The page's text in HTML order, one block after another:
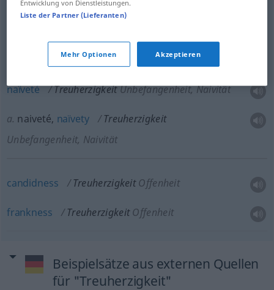
ingenuousness TreuherzigkeitUnbefangenheit,
naïveté TreuherzigkeitUnbefangenheit, Naivität
a. naiveté, naïvety
Treuherzigkeit
Unbefangenheit, Naivität
candidness Treuherzigkeit Offenheit
frankness Treuherzigkeit Offenheit
Beispielsätze aus externen Quellen
für "Treuherzigkeit"
Entwicklung von Dienstleistungen.
Liste der Partner (Lieferanten)
Mehr Optionen Akzeptieren